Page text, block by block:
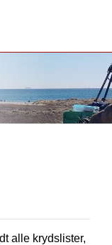
alle krydslister,